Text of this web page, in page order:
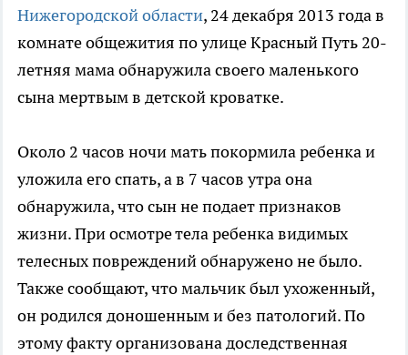
Нижегородской области, 24 декабря 2013 года в
комнате общежития по улице Красный Путь 20-
летняя мама обнаружила своего маленького
сына мертвым в детской кроватке.
Около 2 часов ночи мать покормила ребенка и
уложила его спать, а в 7 часов утра она
обнаружила, что сын не подает признаков
жизни. При осмотре тела ребенка видимых
телесных повреждений обнаружено не было.
Также сообщают, что мальчик был ухоженный,
он родился доношенным и без патологий. По
этому факту организована доследственная